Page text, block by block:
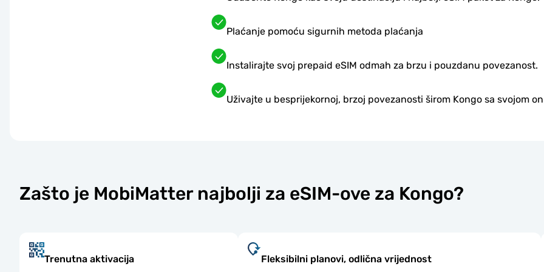
Plaćanje pomoću sigurnih metoda plaćanja
Instalirajte svoj prepaid eSIM odmah za brzu i pouzdanu povezanost.
Uživajte u besprijekornoj, brzoj povezanosti širom Kongo sa svojom
Zašto je MobiMatter najbolji za eSIM-ove za Kongo?
Trenutna aktivacija Fleksibilni planovi, odlična vrijednost